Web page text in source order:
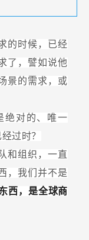
的时候，已经
了，譬如说他
景的需求，或
绝对的、唯一
过时？
和组织，一直
，我们并不是
西，是全球商